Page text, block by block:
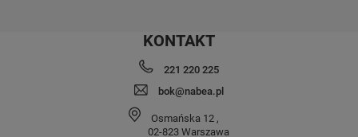
KONTAKT
221 220 225
bok@nabea.pl
Osmańska 12 ,
02-823 Warszawa